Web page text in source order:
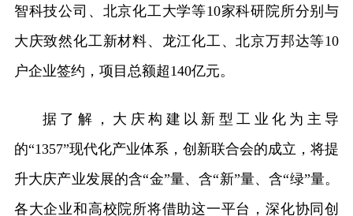
智科技公司、北京化工大学等10家科研院所分别与
大庆致然化工新材料、龙江化工、北京万邦达等10
户企业签约，项目总额超140亿元。
据了解，大庆构建以新型工业化为主导
的“1357”现代化产业体系，创新联合会的成立，将提
升大庆产业发展的含“金”量、含“新”量、含“绿”量。
各大企业和高校院所将借助这一平台，深化协同创